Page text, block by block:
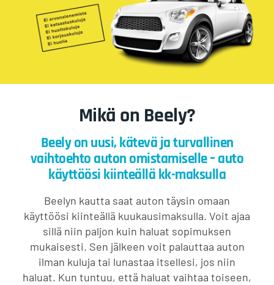
Mikä on Beely?
Beely on uusi, kätevä ja turvallinen
vaihtoehto auton omistamiselle – auto
käyttöösi kiinteällä kk-maksulla
Beelyn kautta saat auton täysin omaan
käyttöösi kiinteällä kuukausimaksulla. Voit ajaa
sillä niin paljon kuin haluat sopimuksen
mukaisesti. Sen jälkeen voit palauttaa auton
ilman kuluja tai lunastaa itsellesi, jos niin
haluat. Kun tuntuu, että haluat vaihtaa toiseen,